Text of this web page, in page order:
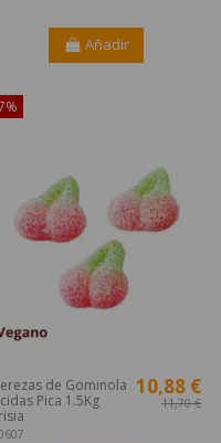
Añadir
de Gominola
Pica 1.5Kg
10,88 €
11,70 €